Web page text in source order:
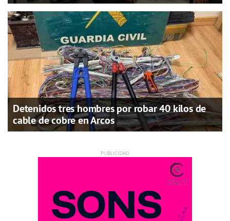
Detenidos tres hombres por robar 40 kilos de
cable de cobre en Arcos